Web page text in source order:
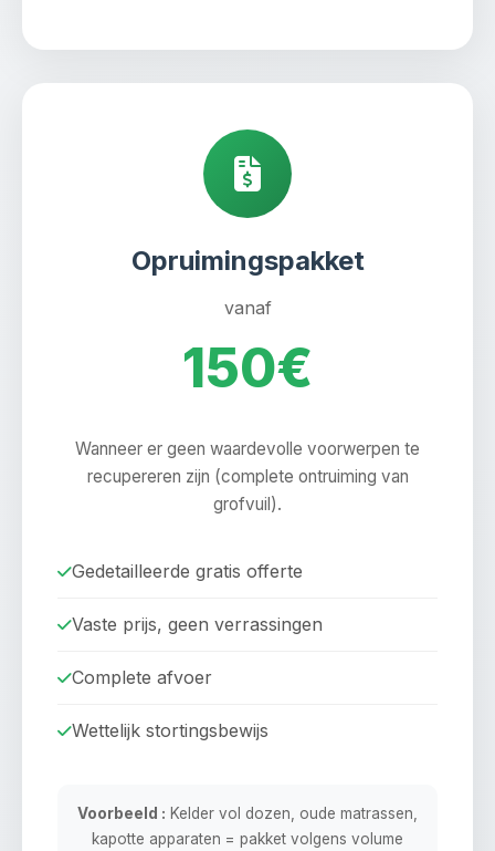
Opruimingspakket
vanaf
150€
Wanneer er geen waardevolle voorwerpen te
recupereren zijn (complete ontruiming van
grofvuil).
Gedetailleerde gratis offerte
Vaste prijs, geen verrassingen
Complete afvoer
Wettelijk stortingsbewijs
Voorbeeld : Kelder vol dozen, oude matrassen,
kapotte apparaten = pakket volgens volume